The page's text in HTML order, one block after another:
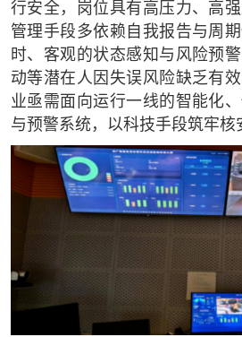
行安全，岗位具有高压力、高
管理手段多依赖自我报告与周
时、客观的状态感知与风险预
动等潜在人因失误风险缺乏有
业亟需面向运行一线的智能化
与预警系统，以科技手段筑牢核